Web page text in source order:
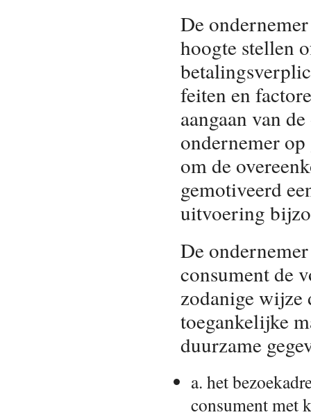
De
hoogte stellen
feiten en
aangaan van
ondernemer
om de
gemotiveerd
uitvoering
De
consument de
zodanige wijze
toegankelijke
duurzame
a. het
consument met